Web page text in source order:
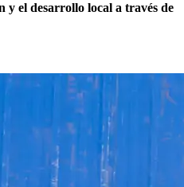
el desarrollo local a través de